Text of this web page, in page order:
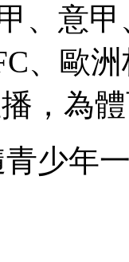
、意
、歐
，為
少年